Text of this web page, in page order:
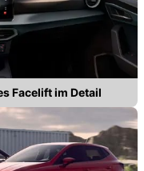
Facelift im Detail